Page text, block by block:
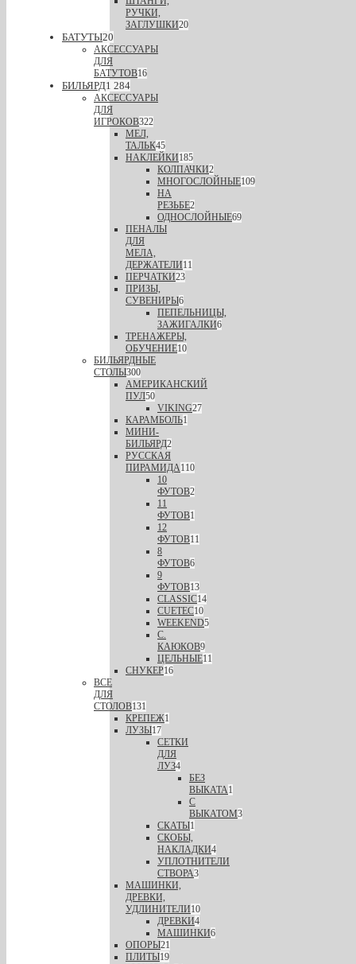
РУЧКИ,
ЗАГЛУШКИ20
БАТУТЫ20
АКСЕССУАРЫ
ДЛЯ
БАТУТОВ16
БИЛЬЯРД1 284
АКСЕССУАРЫ
ДЛЯ
ИГРОКОВ322
МЕЛ,
ТАЛЬК45
НАКЛЕЙКИ185
КОЛПАЧКИ2
МНОГОСЛОЙНЫЕ109
НА
РЕЗЬБЕ2
ОДНОСЛОЙНЫЕ69
ПЕНАЛЫ
ДЛЯ
МЕЛА,
ДЕРЖАТЕЛИ11
ПЕРЧАТКИ23
ПРИЗЫ,
СУВЕНИРЫ6
ПЕПЕЛЬНИЦЫ,
ЗАЖИГАЛКИ6
ТРЕНАЖЕРЫ,
ОБУЧЕНИЕ10
БИЛЬЯРДНЫЕ
СТОЛЫ300
АМЕРИКАНСКИЙ
ПУЛ50
VIKING27
КАРАМБОЛЬ1
МИНИ-
БИЛЬЯРД2
РУССКАЯ
ПИРАМИДА110
10
ФУТОВ2
11
ФУТОВ1
12
ФУТОВ11
8
ФУТОВ6
9
ФУТОВ13
CLASSIC14
CUETEC10
WEEKEND5
С.
КАЮКОВ9
ЦЕЛЬНЫЕ11
СНУКЕР16
ВСЕ
ДЛЯ
СТОЛОВ131
КРЕПЕЖ1
ЛУЗЫ17
СЕТКИ
ДЛЯ
ЛУЗ4
БЕЗ
ВЫКАТА1
С
ВЫКАТОМ3
СКАТЫ1
СКОБЫ,
НАКЛАДКИ4
УПЛОТНИТЕЛИ
СТВОРА3
МАШИНКИ,
ДРЕВКИ,
УДЛИНИТЕЛИ10
ДРЕВКИ4
МАШИНКИ6
ОПОРЫ21
ПЛИТЫ19